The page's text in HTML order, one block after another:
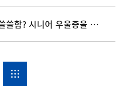
은퇴 후 찾아온 쓸쓸함? 시니어 우울증을 예방하는 마음 관리 4가지